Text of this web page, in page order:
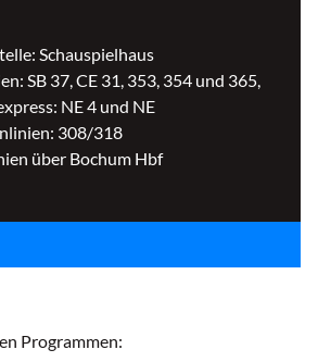
Schauspielhaus
SB 37, CE 31, 353, 354 und 365,
NE 4 und NE
308/318
über Bochum Hbf
Programmen: